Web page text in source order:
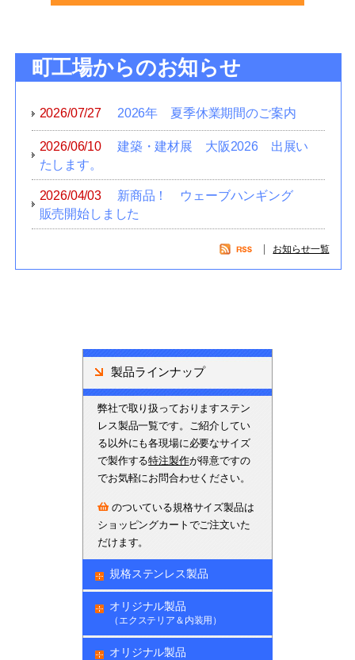
町工場からのお知らせ
2026/07/27 2026年 夏季休業期間のご案内
2026/06/10 建築・建材展 大阪2026 出展い
たします。
2026/04/03 新商品！ ウェーブハンギング
販売開始しました
お知らせ一覧
製品ラインナップ
弊社で取り扱っておりますステン
レス製品一覧です。ご紹介してい
る以外にも各現場に必要なサイズ
で製作する特注製作が得意ですの
でお気軽にお問合わせください。
のついている規格サイズ製品は
ショッピングカートでご注文いた
だけます。
規格ステンレス製品
オリジナル製品
（エクステリア＆内装用）
オリジナル製品